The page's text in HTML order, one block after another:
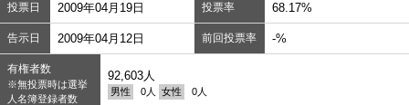
投票日 2009年04月19日 投票率 68.17%
告示日 2009年04月12日 前回投票率 -%
有権者数
※無投票時は選挙
人名簿登録者数
92,603人
男性 0人 女性 0人